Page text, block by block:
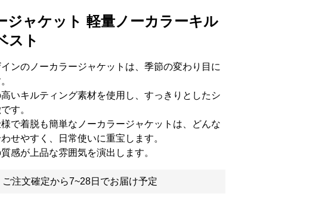
ジャケット 軽量ノーカラーキル
スト
ンのノーカラージャケットは、季節の変わり目に
いキルティング素材を使用し、すっきりとしたシ
す。
で着脱も簡単なノーカラージャケットは、どんな
せやすく、日常使いに重宝します。
感が上品な雰囲気を演出します。
ご注文確定から7~28日でお届け予定